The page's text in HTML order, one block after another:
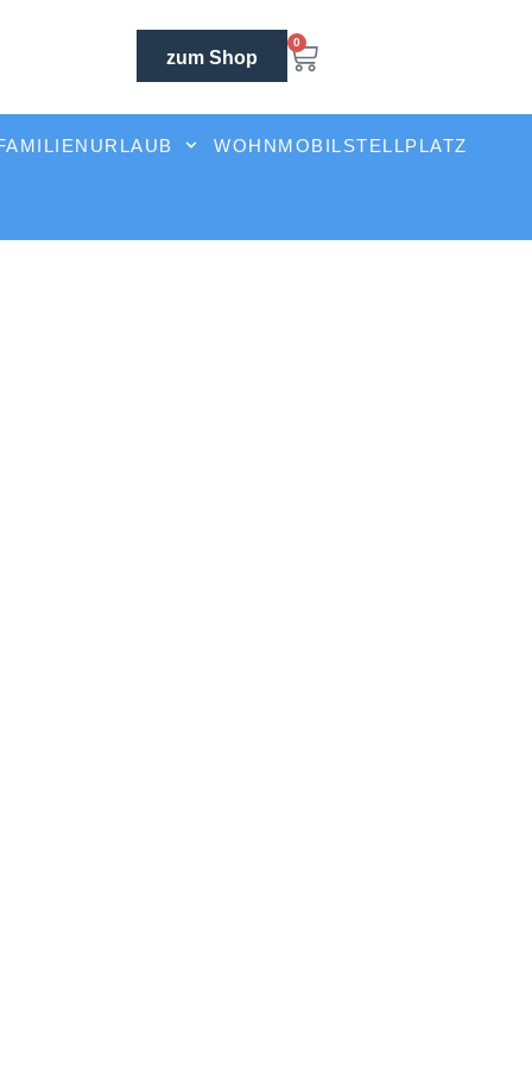
zum Shop
0
WOHNMOBILSTELLPLATZ